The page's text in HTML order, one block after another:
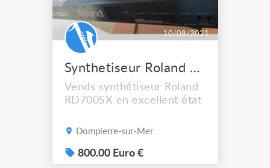
10/08/2021
Synthetiseur Roland RD700SX
Vends synthétiseur Roland
RD700SX en excellent état
Dompierre-sur-Mer
800.00 Euro €